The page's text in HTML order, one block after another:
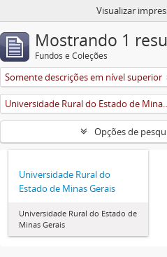
Visualizar
Mostrando 1
Fundos e Coleções
Somente descrições em nível superior
Universidade Rural
Opções de
Universidade Rural do
Estado de Minas Gerais
Universidade Rural do Estado de
Minas Gerais